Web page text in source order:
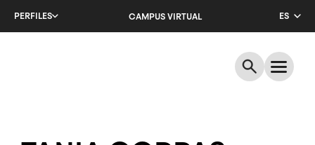
PERFILES CAMPUS VIRTUAL
ES
EN